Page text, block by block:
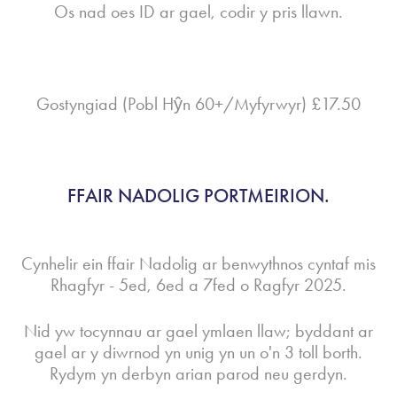
Os nad oes ID ar gael, codir y pris llawn.
Gostyngiad (Pobl Hŷn 60+/Myfyrwyr) £17.50
FFAIR NADOLIG PORTMEIRION.
Cynhelir ein ffair Nadolig ar benwythnos cyntaf mis
Rhagfyr - 5ed, 6ed a 7fed o Ragfyr 2025.
Nid yw tocynnau ar gael ymlaen llaw; byddant ar
gael ar y diwrnod yn unig yn un o'n 3 toll borth.
Rydym yn derbyn arian parod neu gerdyn.